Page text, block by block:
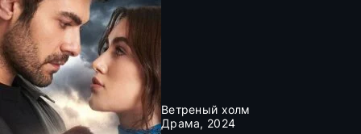
Ветреный холм
Драма, 2024